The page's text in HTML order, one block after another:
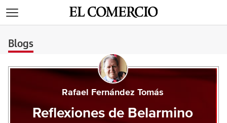
Blogs
Rafael Fernández Tomás
Reflexiones de Belarmino